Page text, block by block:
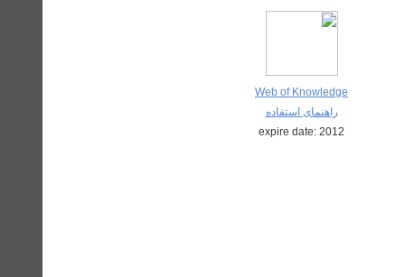
Web of Knowledge
راهنمای استفاده
expire date: 2012